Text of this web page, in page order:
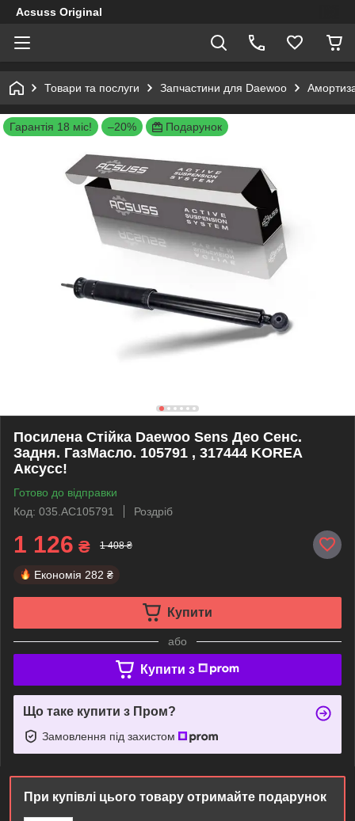
Acsuss Original
Товари та послуги Запчастини для Daewoo
Гарантія 18 міс! –20% Подарунок
Посилена Стійка Daewoo Sens Део Сенс.
Задня. ГазМасло. 105791 , 317444 KOREA
Аксусс!
Готово до відправки
Код: 035.AC105791
Роздріб
1 126 ₴ 1 408 ₴
Економія 282 ₴
Купити
або
Купити з
Що таке купити з Пром?
Замовлення під захистом
При купівлі цього товару отримайте подарунок